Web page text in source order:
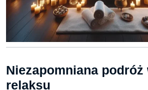
Niezapomniana podróż
relaksu